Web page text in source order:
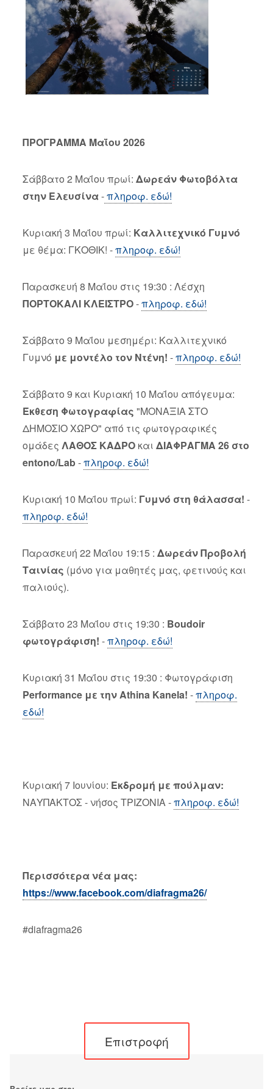
ΠΡΟΓΡΑΜΜΑ Μαΐου 2026
Σάββατο 2 Μαΐου πρωί: Δωρεάν Φωτοβόλτα
στην Ελευσίνα-πληροφ. εδώ!
Κυριακή 3 Μαΐου πρωί: Καλλιτεχνικό Γυμνό
με θέμα: ΓΚΟΘΙΚ! -πληροφ. εδώ!
Παρασκευή 8 Μαΐου στις 19:30 : Λέσχη
ΠΟΡΤΟΚΑΛΙ ΚΛΕΙΣΤΡΟ-πληροφ. εδώ!
Σάββατο 9 Μαΐου μεσημέρι: Καλλιτεχνικό
Γυμνό με μοντέλο τον Ντένη! -πληροφ. εδώ!
Σάββατο 9 και Κυριακή 10 Μαΐου απόγευμα:
Έκθεση Φωτογραφίας "ΜΟΝΑΞΙΑ ΣΤΟ
ΔΗΜΟΣΙΟ ΧΩΡΟ" από τις φωτογραφικές
ομάδες ΛΑΘΟΣ ΚΑΔΡΟκαι ΔΙΑΦΡΑΓΜΑ 26 στο
entono/Lab-πληροφ. εδώ!
Κυριακή 10 Μαΐου πρωί: Γυμνό στη θάλασσα! -
πληροφ. εδώ!
Παρασκευή 22 Μαΐου 19:15 : Δωρεάν Προβολή
Ταινίας (μόνο για μαθητές μας, φετινούς και
παλιούς).
Σάββατο 23 Μαΐου στις 19:30 : Boudoir
φωτογράφιση! -πληροφ. εδώ!
Κυριακή 31 Μαΐου στις 19:30 : Φωτογράφιση
Performance με την Athina Kanela! -πληροφ.
εδώ!
Κυριακή 7 Ιουνίου: Εκδρομή με πούλμαν:
ΝΑΥΠΑΚΤΟΣ - νήσος ΤΡΙΖΟΝΙΑ -πληροφ. εδώ!
Περισσότερα νέα μας:
https://www.facebook.com/diafragma26/
#diafragma26
Επιστροφή